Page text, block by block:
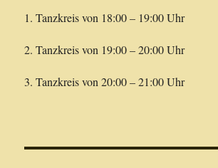
1. Tanzkreis von 18:00 – 19:00 Uhr
2. Tanzkreis von 19:00 – 20:00 Uhr
3. Tanzkreis von 20:00 – 21:00 Uhr